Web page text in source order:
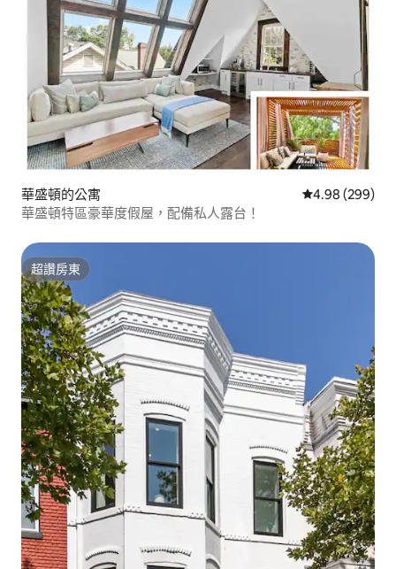
華盛頓的公寓 從 299 則評價
4.98 (299)
華盛頓特區豪華度假屋，配備私人露台！
超讚房東
超讚房東